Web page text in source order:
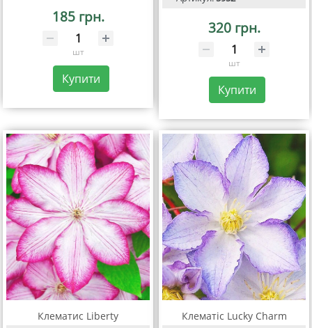
185 грн.
шт
Купити
320 грн.
шт
Купити
Клематис Liberty Клематіс Lucky Charm